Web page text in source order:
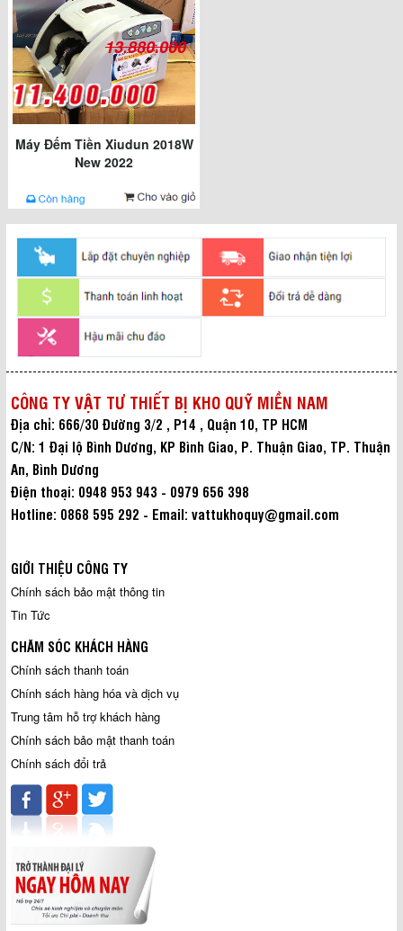
13.880.000
Máy Đếm Tiền Xiudun 2018W
New 2022
CÔNG TY VẬT TƯ THIẾT BỊ KHO QUỸ MIỀN NAM
Địa chỉ: 666/30 Đường 3/2 , P14 , Quận 10, TP HCM
C/N: 1 Đại lộ Bình Dương, KP Bình Giao, P. Thuận Giao, TP. Thuận
An, Bình Dương
Điện thoại: 0948 953 943 - 0979 656 398
Hotline: 0868 595 292 - Email: vattukhoquy@gmail.com
GIỚI THIỆU CÔNG TY
Chính sách bảo mật thông tin
Tin Tức
CHĂM SÓC KHÁCH HÀNG
Chính sách thanh toán
Chính sách hàng hóa và dịch vụ
Trung tâm hỗ trợ khách hàng
Chính sách bảo mật thanh toán
Chính sách đổi trả